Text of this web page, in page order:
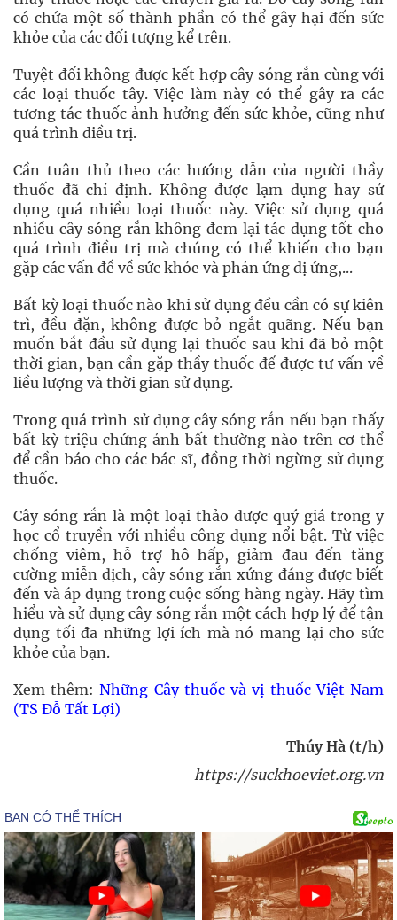
có chứa một số thành phần có thể gây hại đến sức
khỏe của các đối tượng kể trên.
Tuyệt đối không được kết hợp cây sóng rắn cùng với
các loại thuốc tây. Việc làm này có thể gây ra các
tương tác thuốc ảnh hưởng đến sức khỏe, cũng như
quá trình điều trị.
Cần tuân thủ theo các hướng dẫn của người thầy
thuốc đã chỉ định. Không được lạm dụng hay sử
dụng quá nhiều loại thuốc này. Việc sử dụng quá
nhiều cây sóng rắn không đem lại tác dụng tốt cho
quá trình điều trị mà chúng có thể khiến cho bạn
gặp các vấn đề về sức khỏe và phản ứng dị ứng,...
Bất kỳ loại thuốc nào khi sử dụng đều cần có sự kiên
trì, đều đặn, không được bỏ ngắt quãng. Nếu bạn
muốn bắt đầu sử dụng lại thuốc sau khi đã bỏ một
thời gian, bạn cần gặp thầy thuốc để được tư vấn về
liều lượng và thời gian sử dụng.
Trong quá trình sử dụng cây sóng rắn nếu bạn thấy
bất kỳ triệu chứng ảnh bất thường nào trên cơ thể
để cần báo cho các bác sĩ, đồng thời ngừng sử dụng
thuốc.
Cây sóng rắn là một loại thảo dược quý giá trong y
học cổ truyền với nhiều công dụng nổi bật. Từ việc
chống viêm, hỗ trợ hô hấp, giảm đau đến tăng
cường miễn dịch, cây sóng rắn xứng đáng được biết
đến và áp dụng trong cuộc sống hàng ngày. Hãy tìm
hiểu và sử dụng cây sóng rắn một cách hợp lý để tận
dụng tối đa những lợi ích mà nó mang lại cho sức
khỏe của bạn.
Xem thêm:Những Cây thuốc và vị thuốc Việt Nam
(TS Đỗ Tất Lợi)
Thúy Hà (t/h)
https://suckhoeviet.org.vn